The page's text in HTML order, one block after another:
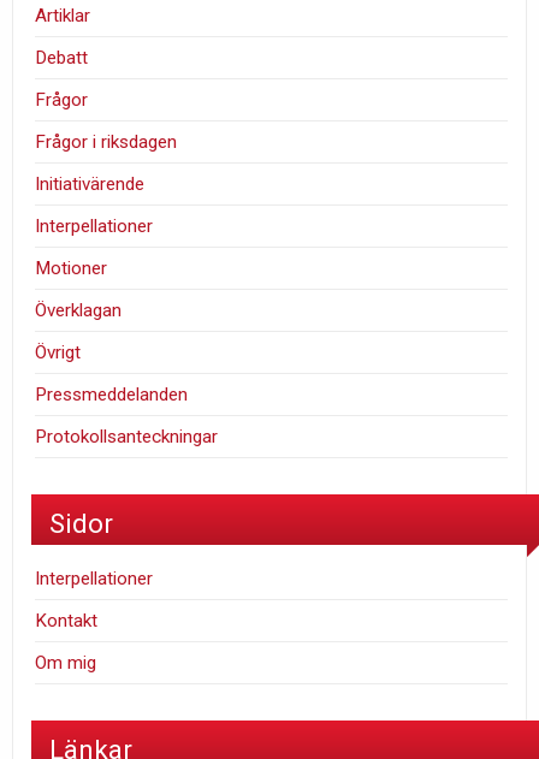
Artiklar
Debatt
Frågor
Frågor i riksdagen
Initiativärende
Interpellationer
Motioner
Överklagan
Övrigt
Pressmeddelanden
Protokollsanteckningar
Sidor
Interpellationer
Kontakt
Om mig
Länkar